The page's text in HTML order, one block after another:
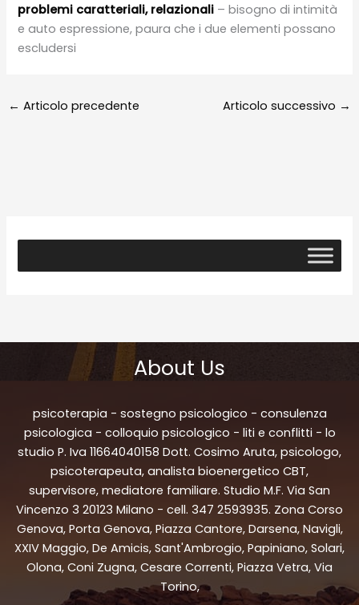
problemi caratteriali, relazionali – bisogno di intimità
e auto espressione, paura che i due elementi possano
escludersi
← Articolo precedente Articolo successivo →
About Us
psicoterapia - sostegno psicologico - consulenza
psicologica - colloquio psicologico - liti e conflitti - lo
studio P. Iva 11664040158 Dott. Cosimo Aruta, psicologo,
psicoterapeuta, analista bioenergetico CBT,
supervisore, mediatore familiare. Studio M.F. Via San
Vincenzo 3 20123 Milano - cell. 347 2593935. Zona Corso
Genova, Porta Genova, Piazza Cantore, Darsena, Navigli,
XXIV Maggio, De Amicis, Sant'Ambrogio, Papiniano, Solari,
Olona, Coni Zugna, Cesare Correnti, Piazza Vetra, Via
Torino,